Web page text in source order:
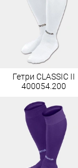
Гетри CLASSIC II
400054.200